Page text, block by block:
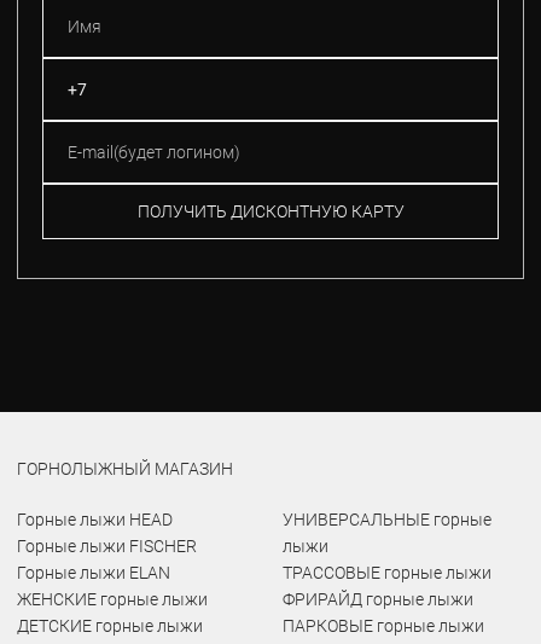
ПОЛУЧИТЬ ДИСКОНТНУЮ КАРТУ
ГОРНОЛЫЖНЫЙ МАГАЗИН
Горные лыжи HEAD
Горные лыжи FISCHER
Горные лыжи ELAN
ЖЕНСКИЕ горные лыжи
ДЕТСКИЕ горные лыжи
УНИВЕРСАЛЬНЫЕ горные
лыжи
ТРАССОВЫЕ горные лыжи
ФРИРАЙД горные лыжи
ПАРКОВЫЕ горные лыжи